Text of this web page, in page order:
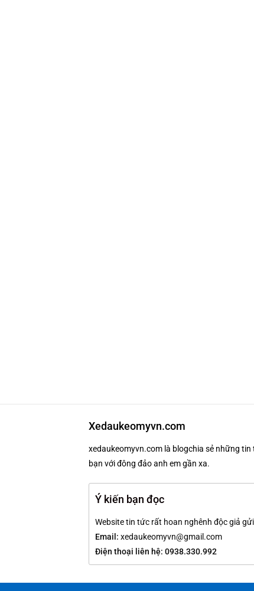
Xedaukeomyvn.com
xedaukeomyvn.com là blogchia sẻ những tin
bạn với đông đảo anh em gần xa.
Ý kiến bạn đọc
Website tin tức rất hoan nghênh độc giả
Email: xedaukeomyvn@gmail.com
Điện thoại liên hệ: 0938.330.992